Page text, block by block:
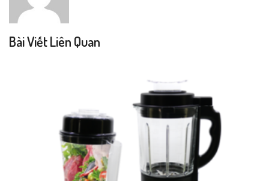
Bài Viết Liên Quan